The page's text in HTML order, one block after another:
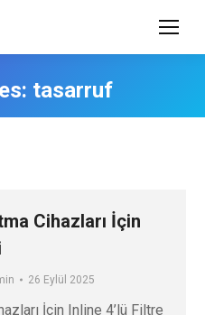
tasarruf
Cihazları İçin
26 Eylül 2025
İçin Inline 4’lü Filtre